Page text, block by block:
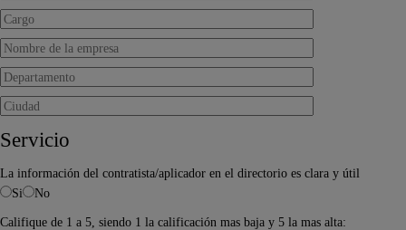
Servicio
La información del contratista/aplicador en el directorio es clara y útil
Si
No
Califique de 1 a 5, siendo 1 la calificación mas baja y 5 la mas alta: